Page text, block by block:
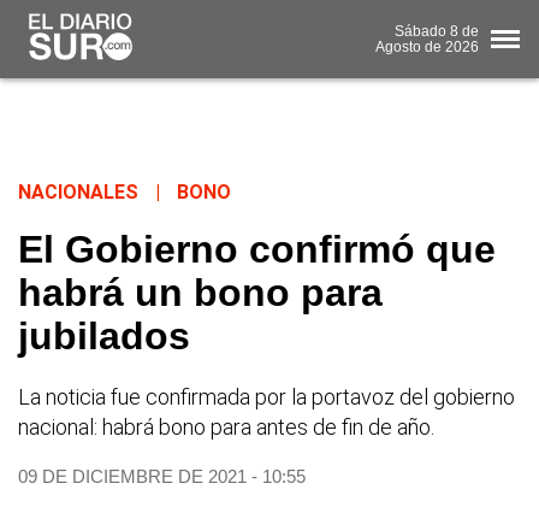
Sábado 8 de
Agosto de 2026
NACIONALES BONO
El Gobierno confirmó que
habrá un bono para
jubilados
La noticia fue confirmada por la portavoz del gobierno
nacional: habrá bono para antes de fin de año.
09 DE DICIEMBRE DE 2021 - 10:55